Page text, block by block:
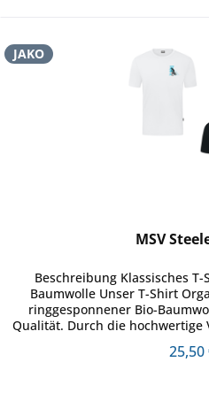
JAKO
MSV
Beschreibung Klassisches
Baumwolle Unser T-Shirt
ringgesponnener Bio-
Qualität. Durch die
25,50